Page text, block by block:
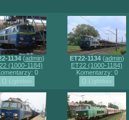
1134(admin)
(1000-1184)
0
ET22-1134(admin)
ET22 (1000-1184)
Komentarzy: 0